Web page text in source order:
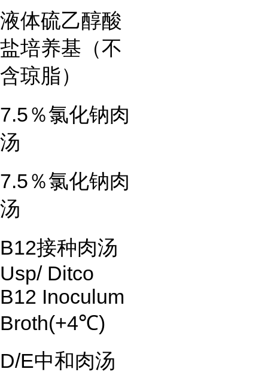
液体硫乙醇酸
盐培养基（不
含琼脂）
7.5％氯化钠肉
汤
7.5％氯化钠肉
汤
B12接种肉汤
Usp/ Ditco
B12 Inoculum
Broth(+4℃)
D/E中和肉汤